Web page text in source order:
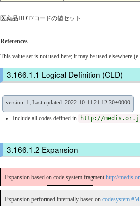
医薬品HOT7コードの値セット
References
This value set is not used here; it may be used elsewhere
Logical Definition (CLD)
version: 1; Last updated: 2022-10-11 21:12:30+0900
Include all codes defined in http://medis.or.jp/
Expansion
Expansion based on code system fragment http://
Expansion performed internally based on codesystem